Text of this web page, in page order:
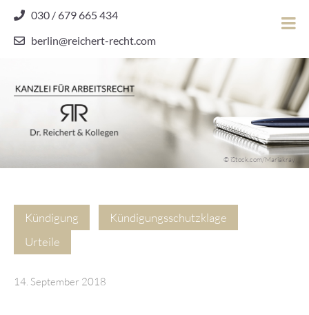
content
030 / 679 665 434
berlin@reichert-recht.com
Dr.
Reichert
Arbeitsrecht
© iStock.com/Mariakray
Kündigung
Kündigungsschutzklage
Urteile
14. September 2018